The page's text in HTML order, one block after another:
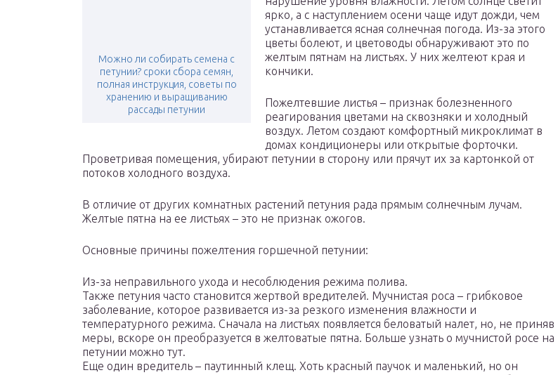
Можно ли собирать семена с
петунии? сроки сбора семян,
полная инструкция, советы по
хранению и выращиванию
рассады петунии
ярко, а с наступлением осени чаще идут дожди, чем
устанавливается ясная солнечная погода. Из-за этого
цветы болеют, и цветоводы обнаруживают это по
желтым пятнам на листьях. У них желтеют края и
кончики.
Пожелтевшие листья – признак болезненного
реагирования цветами на сквозняки и холодный
воздух. Летом создают комфортный микроклимат в
домах кондиционеры или открытые форточки.
Проветривая помещения, убирают петунии в сторону или прячут их за картонкой от
потоков холодного воздуха.
В отличие от других комнатных растений петуния рада прямым солнечным лучам.
Желтые пятна на ее листьях – это не признак ожогов.
Основные причины пожелтения горшечной петунии:
Из-за неправильного ухода и несоблюдения режима полива.
Также петуния часто становится жертвой вредителей. Мучнистая роса – грибковое
заболевание, которое развивается из-за резкого изменения влажности и
температурного режима. Сначала на листьях появляется беловатый налет, но, не приняв
меры, вскоре он преобразуется в желтоватые пятна. Больше узнать о мучнистой росе на
петунии можно тут.
Еще один вредитель – паутинный клещ. Хоть красный паучок и маленький, но он